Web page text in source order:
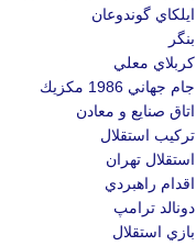
ايلكاي گوندوعان
بنگر
كربلاي معلي
جام جهاني 1986 مكزيك
اتاق صنايع و معادن
تركيب استقلال
استقلال تهران
اقدام راهبردي
دونالد ترامپ
بازي استقلال